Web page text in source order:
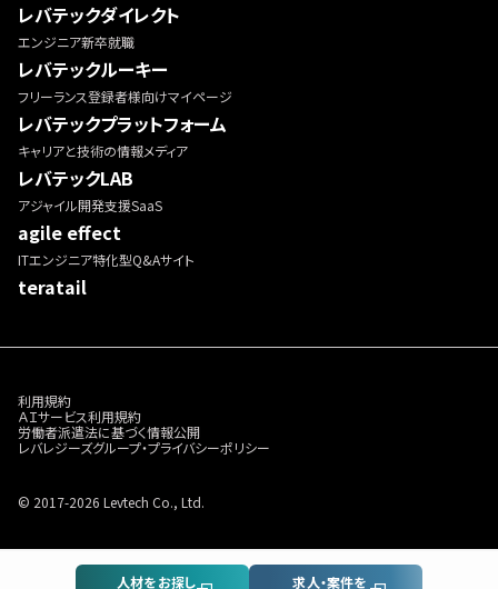
人材をお探し 求人・案件を
レバテックダイレクト
エンジニア新卒就職
レバテックルーキー
フリーランス登録者様向けマイページ
レバテックプラットフォーム
キャリアと技術の情報メディア
レバテックLAB
アジャイル開発支援SaaS
agile effect
ITエンジニア特化型Q&Aサイト
teratail
利用規約
ＡＩサービス利用規約
労働者派遣法に基づく情報公開
レバレジーズグループ・プライバシーポリシー
© 2017-2026 Levtech Co., Ltd.